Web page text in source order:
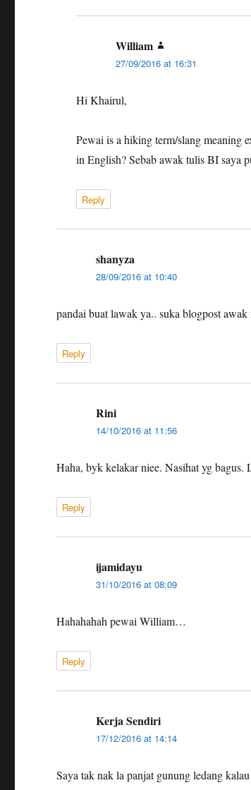
William
27/09/2016 at 16:31
Hi Khairul,
Pewai is a hiking term/slang meaning
in English? Sebab awak tulis BI saya
Reply
shanyza
28/09/2016 at 10:40
pandai buat lawak ya.. suka blogpost awak
Reply
Rini
14/10/2016 at 11:56
Haha, byk kelakar niee. Nasihat yg
Reply
ijamidayu
31/10/2016 at 08:09
Hahahahah pewai William…
Reply
Kerja Sendiri
17/12/2016 at 14:14
Saya tak nak la panjat gunung ledang